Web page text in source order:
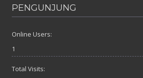
PENGUNJUNG
Online Users:
1
Total Visits: